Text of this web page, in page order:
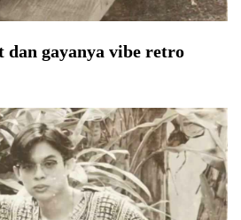
gayanya vibe retro